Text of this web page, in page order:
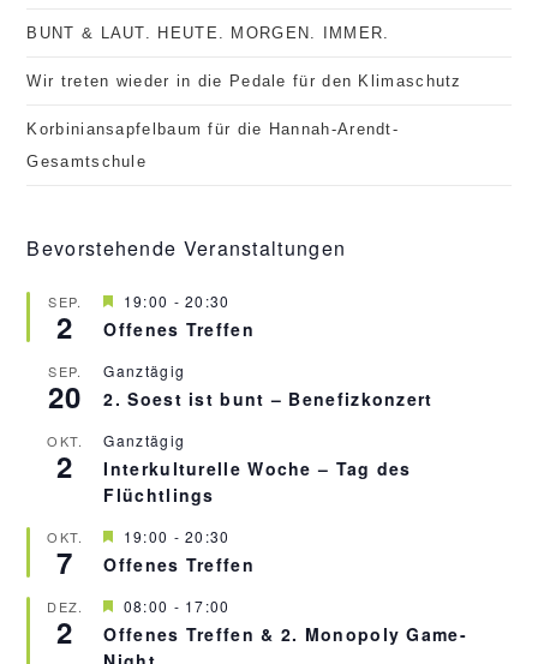
BUNT & LAUT. HEUTE. MORGEN. IMMER.
Wir treten wieder in die Pedale für den Klimaschutz
Korbiniansapfelbaum für die Hannah-Arendt-
Gesamtschule
Bevorstehende Veranstaltungen
SEP.
2
H
e
r
o
r
e
h
o
b
n
19:00 -20:30
Offenes Treffen
SEP.
20
Ganztägig
2. Soest ist bunt – Benefizkonzert
OKT.
2
Ganztägig
Interkulturelle Woche – Tag des
Flüchtlings
OKT.
7
H
e
r
o
r
19:00 -20:30
Offenes Treffen
DEZ.
2
H
e
r
08:00 - 17:00
Offenes Treffen & 2. Monopoly Game-